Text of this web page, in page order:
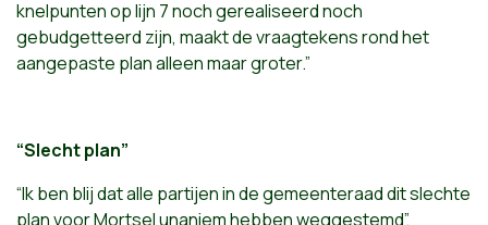
knelpunten op lijn 7 noch gerealiseerd noch
gebudgetteerd zijn, maakt de vraagtekens rond het
aangepaste plan alleen maar groter.”
“Slecht plan”
“Ik ben blij dat alle partijen in de gemeenteraad dit slechte
plan voor Mortsel unaniem hebben weggestemd”,